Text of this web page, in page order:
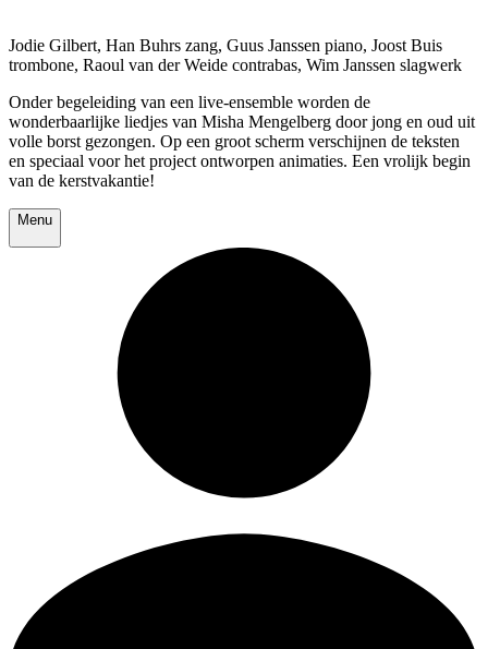
Jodie Gilbert, Han Buhrs zang, Guus Janssen piano, Joost Buis
trombone, Raoul van der Weide contrabas, Wim Janssen slagwerk
Onder begeleiding van een live-ensemble worden de
wonderbaarlijke liedjes van Misha Mengelberg door jong en oud uit
volle borst gezongen. Op een groot scherm verschijnen de teksten
en speciaal voor het project ontworpen animaties. Een vrolijk begin
van de kerstvakantie!
Menu